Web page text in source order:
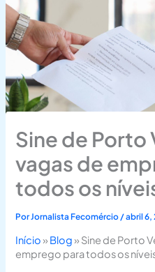
Sine de
vagas de
todos os
PorJornalista Fecomércio /abril 6,
Início» Blog» Sine de Porto
emprego para todos os